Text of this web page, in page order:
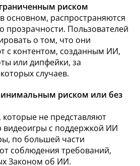
риском
основном, распространяются
прозрачности. Пользователей
о том, что они
с контентом, созданным ИИ,
или дипфейки, за
случаев.
риском или без
не представляют
видеоигры с поддержкой ИИ
по большей части
соблюдения требований,
Законом об ИИ.